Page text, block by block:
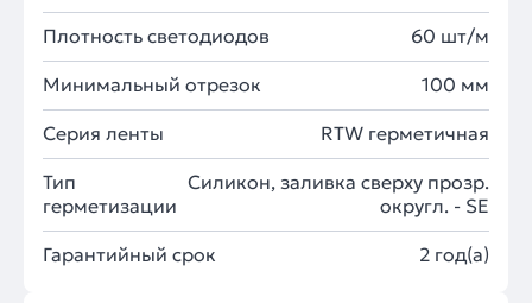
Плотность светодиодов 60 шт/м
Минимальный отрезок 100 мм
Серия ленты RTW герметичная
Тип
герметизации
Силикон, заливка сверху прозр.
округл. - SE
Гарантийный срок 2 год(а)